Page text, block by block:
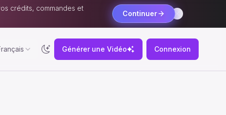
crédits, commandes et
Continuer
Générer une Vidéo Connexion